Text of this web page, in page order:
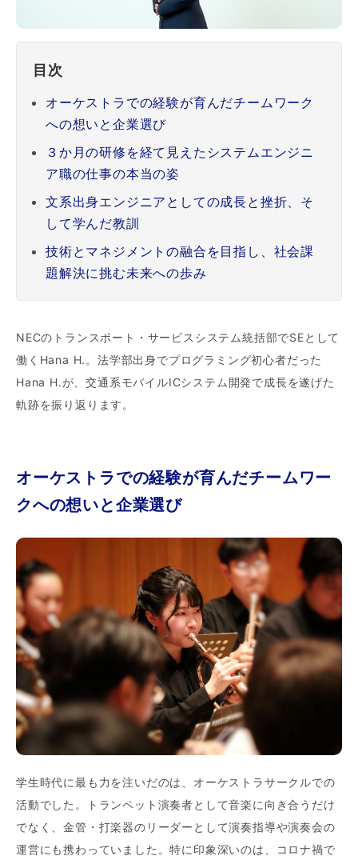
目次
オーケストラでの経験が育んだチームワーク
への想いと企業選び
３か月の研修を経て見えたシステムエンジニ
ア職の仕事の本当の姿
文系出身エンジニアとしての成長と挫折、そ
して学んだ教訓
技術とマネジメントの融合を目指し、社会課
題解決に挑む未来への歩み
NECのトランスポート・サービスシステム統括部でSEとして
働くHana H.。法学部出身でプログラミング初心者だった
Hana H.が、交通系モバイルICシステム開発で成長を遂げた
軌跡を振り返ります。
オーケストラでの経験が育んだチームワー
クへの想いと企業選び
学生時代に最も力を注いだのは、オーケストラサークルでの
活動でした。トランペット演奏者として音楽に向き合うだけ
でなく、金管・打楽器のリーダーとして演奏指導や演奏会の
運営にも携わっていました。特に印象深いのは、コロナ禍で